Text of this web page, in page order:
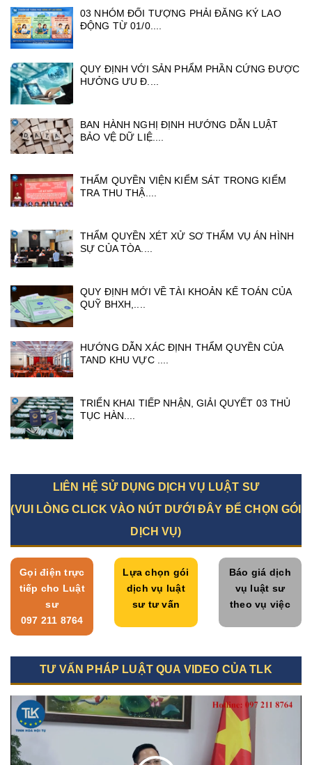
03 NHÓM ĐỐI TƯỢNG PHẢI ĐĂNG KÝ LAO
ĐỘNG TỪ 01/0....
QUY ĐỊNH VỚI SẢN PHẨM PHẦN CỨNG ĐƯỢC
HƯỞNG ƯU Đ....
BAN HÀNH NGHỊ ĐỊNH HƯỚNG DẪN LUẬT
BẢO VỆ DỮ LIỆ....
THẨM QUYỀN VIỆN KIỂM SÁT TRONG KIỂM
TRA THU THẬ....
THẨM QUYỀN XÉT XỬ SƠ THẨM VỤ ÁN HÌNH
SỰ CỦA TÒA....
QUY ĐỊNH MỚI VỀ TÀI KHOẢN KẾ TOÁN CỦA
QUỸ BHXH,....
HƯỚNG DẪN XÁC ĐỊNH THẨM QUYỀN CỦA
TAND KHU VỰC ....
TRIỂN KHAI TIẾP NHẬN, GIẢI QUYẾT 03 THỦ
TỤC HÀN....
LIÊN HỆ SỬ DỤNG DỊCH VỤ LUẬT SƯ
(VUI LÒNG CLICK VÀO NÚT DƯỚI ĐÂY ĐỂ CHỌN GÓI
DỊCH VỤ)
Gọi điện trực
tiếp cho Luật
sư
097 211 8764
Lựa chọn gói
dịch vụ luật
sư tư vấn
Báo giá dịch
vụ luật sư
theo vụ việc
TƯ VẤN PHÁP LUẬT QUA VIDEO CỦA TLK